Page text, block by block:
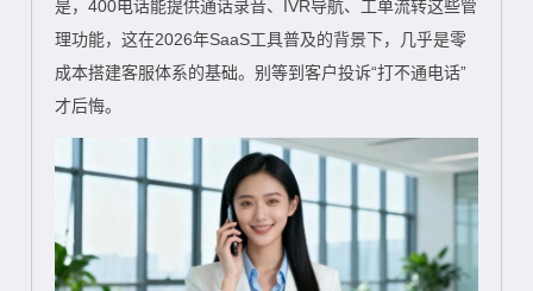
是，400电话能提供通话录音、IVR导航、工单流转这些管
理功能，这在2026年SaaS工具普及的背景下，几乎是零
成本搭建客服体系的基础。别等到客户投诉“打不通电话”
才后悔。